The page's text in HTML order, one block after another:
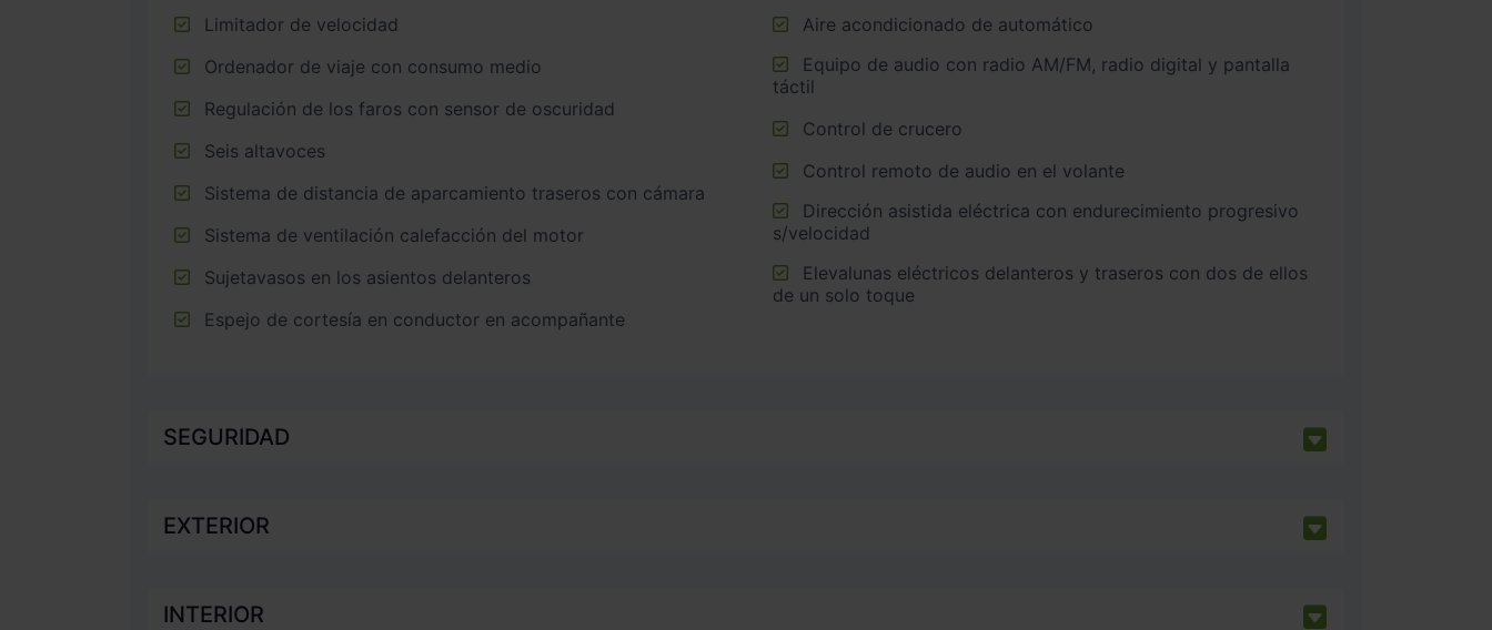
Limitador de velocidad
Ordenador de viaje con consumo medio
Regulación de los faros con sensor de oscuridad
Seis altavoces
Sistema de distancia de aparcamiento traseros con cámara
Sistema de ventilación calefacción del motor
Sujetavasos en los asientos delanteros
Espejo de cortesía en conductor en acompañante
Aire acondicionado de automático
táctil
Control de crucero
Control remoto de audio en el volante
s/velocidad
de un solo toque
SEGURIDAD
EXTERIOR
INTERIOR